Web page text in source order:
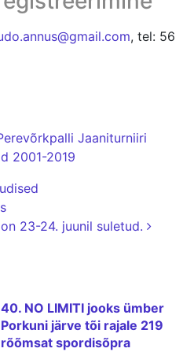
, tel: 56
Jaaniturniiri
2001-2019
23-24. juunil suletud.
40. NO LIMITI jooks ümber
Porkuni järve tõi rajale 219
rõõmsat spordisõpra